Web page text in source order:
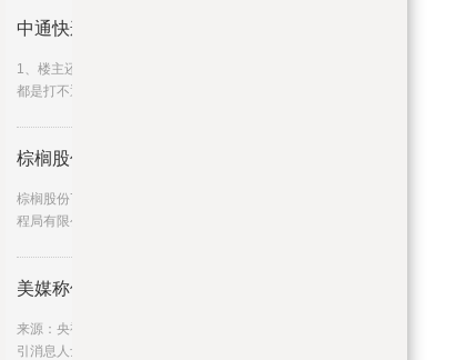
中通快递投诉电话多少（中通快递
1、楼主还是别打投诉电话了，他们的投诉电话
都是打不通的。2、我的货今
棕榈股份：联合体中标8.68亿元周
棕榈股份7月7日公告，公司与中交第二航务工
程局有限公司、陕西友宏建设
美媒称俄美举行秘密会谈 俄美官
来源：央视新闻客户端美国全国广播公司6日援
引消息人士的话报道称，美